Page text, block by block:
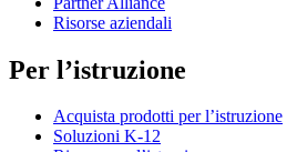
Risorse aziendali
Per l’istruzione
Acquista prodotti per l’istruzione
Soluzioni K-12